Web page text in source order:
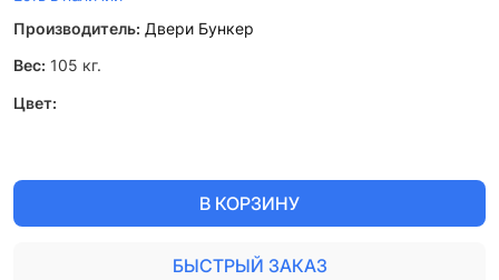
Производитель: Двери Бункер
Вес: 105 кг.
Цвет:
В КОРЗИНУ
БЫСТРЫЙ ЗАКАЗ